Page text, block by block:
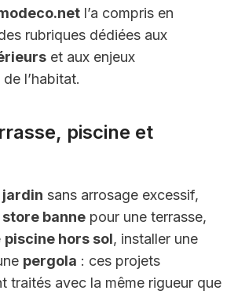
l’a compris en
rubriques dédiées aux
et aux enjeux
l’habitat.
piscine et
jardin sans arrosage excessif,
store banne pour une terrasse,
piscine hors sol, installer une
pergola : ces projets
traités avec la même rigueur que